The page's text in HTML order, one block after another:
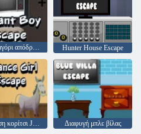
Κομψό αγόρι απόδραση Hunter House Escape
Απόδραση κορίτσι Joyance Διαφυγή μπλε βίλας